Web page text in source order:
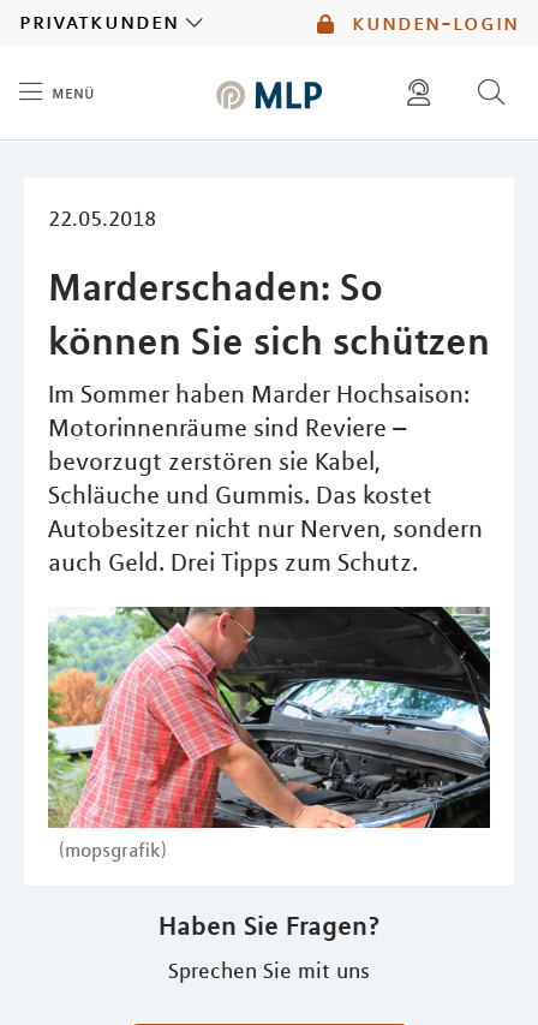
kunden-login
privatkunden
menü
22.05.2018
Marderschaden: So
können Sie sich schützen
Im Sommer haben Marder Hochsaison:
Motorinnenräume sind Reviere –
bevorzugt zerstören sie Kabel,
Schläuche und Gummis. Das kostet
Autobesitzer nicht nur Nerven, sondern
auch Geld. Drei Tipps zum Schutz.
(mopsgrafik)
Haben Sie Fragen?
Sprechen Sie mit uns